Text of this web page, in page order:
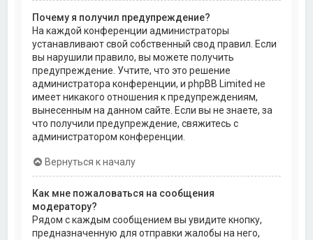
Почему я получил предупреждение?
На каждой конференции администраторы
устанавливают свой собственный свод правил. Если
вы нарушили правило, вы можете получить
предупреждение. Учтите, что это решение
администратора конференции, и phpBB Limited не
имеет никакого отношения к предупреждениям,
вынесенным на данном сайте. Если вы не знаете, за
что получили предупреждение, свяжитесь с
администратором конференции.
Вернуться к началу
Как мне пожаловаться на сообщения
модератору?
Рядом с каждым сообщением вы увидите кнопку,
предназначенную для отправки жалобы на него,